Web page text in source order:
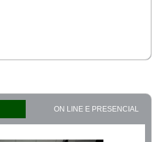
ON LINE E PRESENCIAL